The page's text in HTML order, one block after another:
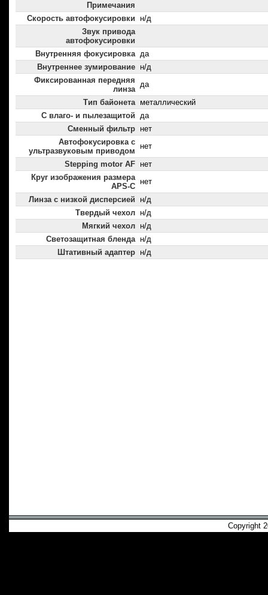
Примечания
Скорость автофокусировки н/д
Звук привода
автофокусировки
Внутренняя фокусировка да
Внутреннее зумирование н/д
Фиксированная передняя
линза
да
Тип байонета металлический
С влаго- и пылезащитой да
Сменный фильтр нет
Автофокусировка с
ультразвуковым приводом
нет
Stepping motor AF нет
Круг изображения размера
APS-C
нет
Линза с низкой дисперсией
н/д
Твердый чехол н/д
Мягкий чехол н/д
Светозащитная бленда н/д
Штативный адаптер н/д
Copyright